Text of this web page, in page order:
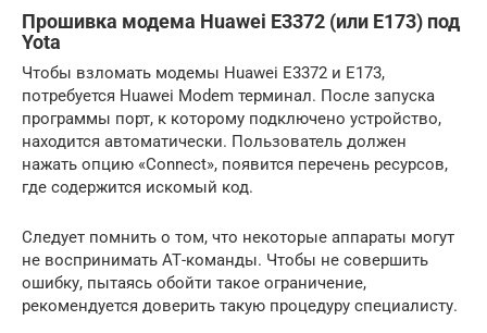
Прошивка модема Huawei E3372 (или E173) под
Yota
Чтобы взломать модемы Huawei E3372 и E173,
потребуется Huawei Modem терминал. После запуска
программы порт, к которому подключено устройство,
находится автоматически. Пользователь должен
нажать опцию «Connect», появится перечень ресурсов,
где содержится искомый код.
Следует помнить о том, что некоторые аппараты могут
не воспринимать АТ-команды. Чтобы не совершить
ошибку, пытаясь обойти такое ограничение,
рекомендуется доверить такую процедуру специалисту.